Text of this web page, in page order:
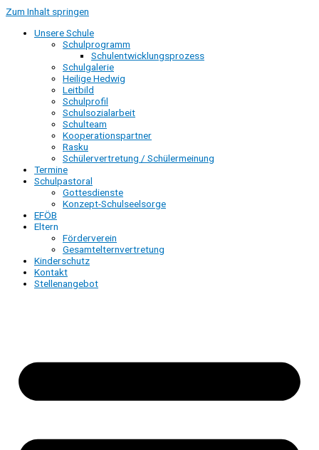
Zum Inhalt springen
Unsere Schule
Schulprogramm
Schulentwicklungsprozess
Schulgalerie
Heilige Hedwig
Leitbild
Schulprofil
Schulsozialarbeit
Schulteam
Kooperationspartner
Rasku
Schülervertretung / Schülermeinung
Termine
Schulpastoral
Gottesdienste
Konzept-Schulseelsorge
EFÖB
Eltern
Förderverein
Gesamtelternvertretung
Kinderschutz
Kontakt
Stellenangebot